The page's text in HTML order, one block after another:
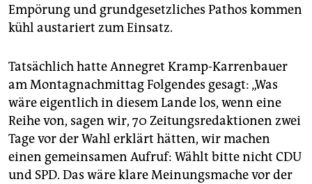
Empörung und grundgesetzliches Pathos kommen
kühl austariert zum Einsatz.
Tatsächlich hatte Annegret Kramp-Karrenbauer
am Montagnachmittag Folgendes gesagt: „Was
wäre eigentlich in diesem Lande los, wenn eine
Reihe von, sagen wir, 70 Zeitungsredaktionen zwei
Tage vor der Wahl erklärt hätten, wir machen
einen gemeinsamen Aufruf: Wählt bitte nicht CDU
und SPD. Das wäre klare Meinungsmache vor der